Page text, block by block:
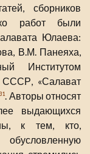
сборников
работ были
Юлаева:
В.М. Панеяха,
Институтом
СССР, «Салават
. Авторы относят
выдающихся
к тем, кто,